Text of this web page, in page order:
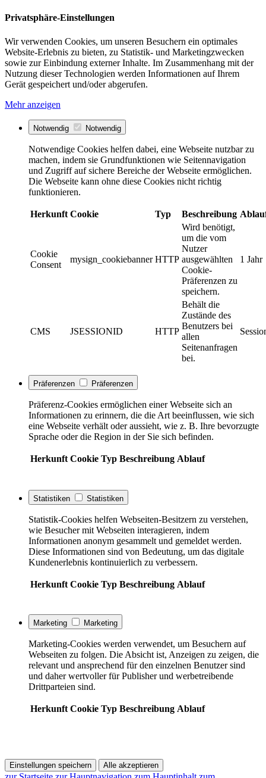
Privatsphäre-Einstellungen
Wir verwenden Cookies, um unseren Besuchern ein optimales
Website-Erlebnis zu bieten, zu Statistik- und Marketingzwecken
sowie zur Einbindung externer Inhalte. Im Zusammenhang mit der
Nutzung dieser Technologien werden Informationen auf Ihrem
Gerät gespeichert und/oder abgerufen.
Mehr anzeigen
Notwendig Notwendig
Notwendige Cookies helfen dabei, eine Webseite nutzbar zu
machen, indem sie Grundfunktionen wie Seitennavigation
und Zugriff auf sichere Bereiche der Webseite ermöglichen.
Die Webseite kann ohne diese Cookies nicht richtig
funktionieren.
Herkunft Cookie Typ Beschreibung
Cookie
Consent
mysign_cookiebanner HTTP
Wird benötigt,
um die vom
Nutzer
ausgewählten
Cookie-
Präferenzen zu
speichern.
1 Jahr
CMS JSESSIONID HTTP
Behält die
Zustände des
Benutzers bei
allen
Seitenanfragen
bei.
Präferenzen Präferenzen
Präferenz-Cookies ermöglichen einer Webseite sich an
Informationen zu erinnern, die die Art beeinflussen, wie sich
eine Webseite verhält oder aussieht, wie z. B. Ihre bevorzugte
Sprache oder die Region in der Sie sich befinden.
Herkunft Cookie Typ Beschreibung Ablauf
Statistiken Statistiken
Statistik-Cookies helfen Webseiten-Besitzern zu verstehen,
wie Besucher mit Webseiten interagieren, indem
Informationen anonym gesammelt und gemeldet werden.
Diese Informationen sind von Bedeutung, um das digitale
Kundenerlebnis kontinuierlich zu verbessern.
Herkunft Cookie Typ Beschreibung Ablauf
Marketing Marketing
Marketing-Cookies werden verwendet, um Besuchern auf
Webseiten zu folgen. Die Absicht ist, Anzeigen zu zeigen, die
relevant und ansprechend für den einzelnen Benutzer sind
und daher wertvoller für Publisher und werbetreibende
Drittparteien sind.
Herkunft Cookie Typ Beschreibung Ablauf
Einstellungen speichern Alle akzeptieren